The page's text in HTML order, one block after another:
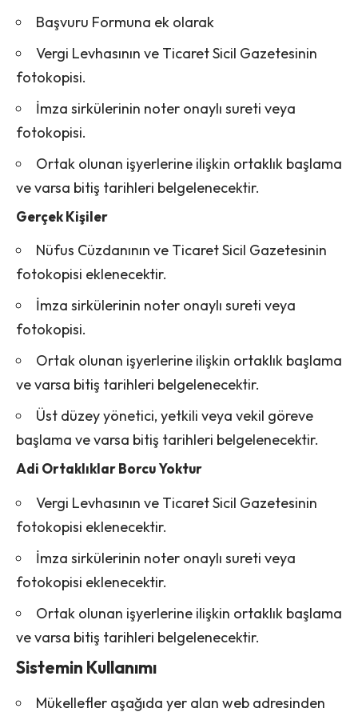
Başvuru Formuna ek olarak
Vergi Levhasının ve Ticaret Sicil Gazetesinin
fotokopisi.
İmza sirkülerinin noter onaylı sureti veya
fotokopisi.
Ortak olunan işyerlerine ilişkin ortaklık başlama
ve varsa bitiş tarihleri belgelenecektir.
Gerçek Kişiler
Nüfus Cüzdanının ve Ticaret Sicil Gazetesinin
fotokopisi eklenecektir.
İmza sirkülerinin noter onaylı sureti veya
fotokopisi.
Ortak olunan işyerlerine ilişkin ortaklık başlama
ve varsa bitiş tarihleri belgelenecektir.
Üst düzey yönetici, yetkili veya vekil göreve
başlama ve varsa bitiş tarihleri belgelenecektir.
Adi Ortaklıklar Borcu Yoktur
Vergi Levhasının ve Ticaret Sicil Gazetesinin
fotokopisi eklenecektir.
İmza sirkülerinin noter onaylı sureti veya
fotokopisi eklenecektir.
Ortak olunan işyerlerine ilişkin ortaklık başlama
ve varsa bitiş tarihleri belgelenecektir.
Sistemin Kullanımı
Mükellefler aşağıda yer alan web adresinden